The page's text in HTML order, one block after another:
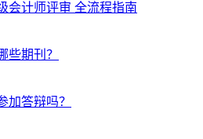
会计师评审 全流程指南
些期刊？
加答辩吗？